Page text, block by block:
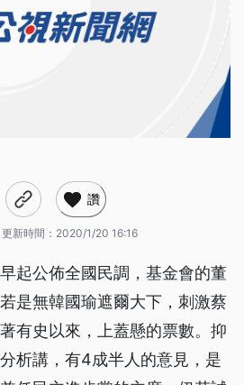
讚
更新時間： 2020/1/20 16:16
起公佈全國民調，基金會的董
是無韓國瑜遮爾大下，刺激蔡
有史以來，上蓋懸的票數。抑
析講，有4成半人的意見，是